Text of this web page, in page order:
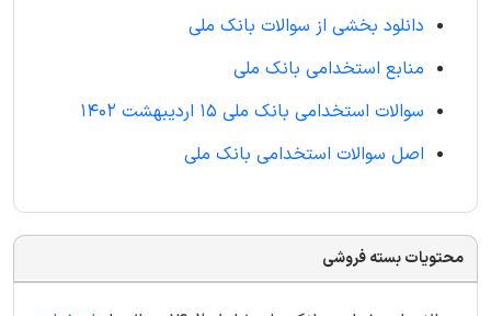
دانلود بخشی از سوالات بانک ملی
منابع استخدامی بانک ملی
سوالات استخدامی بانک ملی 15 اردیبهشت 1402
اصل سوالات استخدامی بانک ملی
محتویات بسته فروشی